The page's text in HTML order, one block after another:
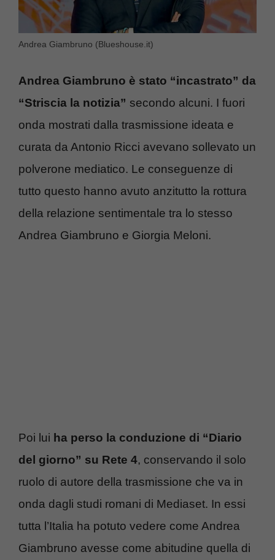
Andrea Giambruno (Blueshouse.it)
Andrea Giambruno è stato “incastrato” da
“Striscia la notizia” secondo alcuni. I fuori
onda mostrati dalla trasmissione ideata e
curata da Antonio Ricci avevano sollevato un
polverone mediatico. Le conseguenze di
tutto questo hanno avuto anzitutto la rottura
della relazione sentimentale tra lo stesso
Andrea Giambruno e Giorgia Meloni.
Poi lui ha perso la conduzione di “Diario
del giorno” su Rete 4, conservando il solo
ruolo di autore della trasmissione che va in
onda dagli studi romani di Mediaset. In essi
tutta l’Italia ha potuto vedere come Andrea
Giambruno avesse come abitudine quella di